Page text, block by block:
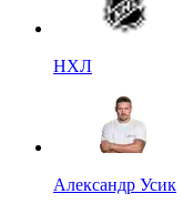
НХЛ
Александр Усик